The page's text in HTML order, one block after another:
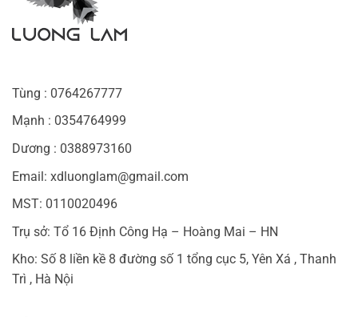
Tùng : 0764267777
Mạnh : 0354764999
Dương : 0388973160
Email: xdluonglam@gmail.com
MST: 0110020496
Trụ sở: Tổ 16 Định Công Hạ – Hoàng Mai – HN
Kho: Số 8 liền kề 8 đường số 1 tổng cục 5, Yên Xá , Thanh
Trì , Hà Nội